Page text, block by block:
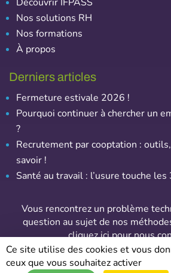
Nos solutions RH
Nos formations
À propos
Derniers articles
Fermeture estivale 2026 !
Pourquoi continuer à chercher un
?
Recrutement par cooptation :
savoir !
Santé au travail : l’usure touche
Vous rencontrez un problème
question au sujet de nos
cliquez ici pour nous
Ce site utilise des cookies et vous
ceux que vous souhaitez activer